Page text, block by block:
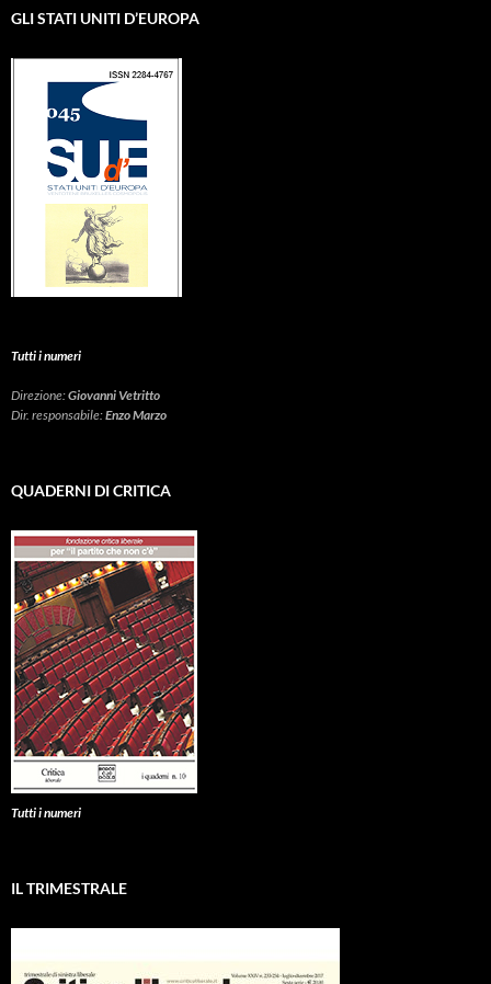
GLI STATI UNITI D’EUROPA
Tutti i numeri
Direzione:Giovanni Vetritto
Dir. responsabile:Enzo Marzo
QUADERNI DI CRITICA
Tutti i numeri
IL TRIMESTRALE